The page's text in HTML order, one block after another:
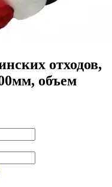
отходов,
объем